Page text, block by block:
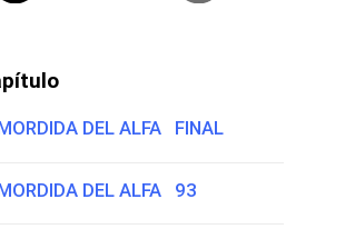
DEL ALFA FINAL
DEL ALFA 93